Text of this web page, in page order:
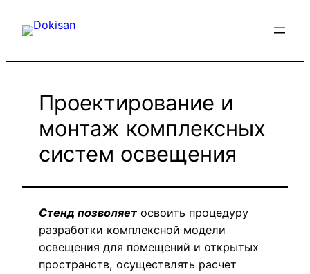
Проектирование и
монтаж комплексных
систем освещения
Стенд позволяетосвоить процедуру
разработки комплексной модели
освещения для помещений и открытых
пространств, осуществлять расчет